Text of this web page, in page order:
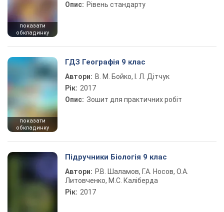
показати
обкладинку
Опис: Рівень стандарту
показати
обкладинку
ГДЗ Географія 9 клас
Автори: В. М. Бойко, І. Л. Дітчук
Рік: 2017
Опис: Зошит для практичних робіт
Підручники Біологія 9 клас
Автори: Р.В. Шаламов, Г.А. Носов, О.А.
Литовченко, М.С. Каліберда
Рік: 2017